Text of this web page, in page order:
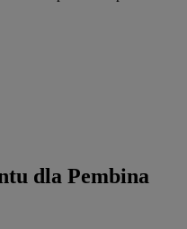
dla Pembina